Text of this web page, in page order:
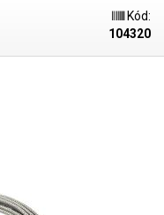
teploty pred
alebo prilepením či
Kód:
104320